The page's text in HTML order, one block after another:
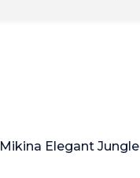
Mikina Elegant Jungle